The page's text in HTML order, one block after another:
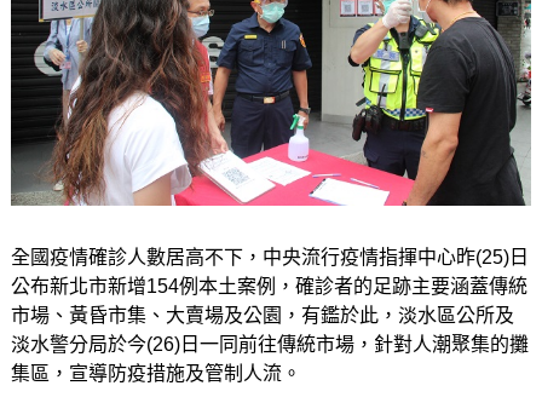
全國疫情確診人數居高不下，中央流行疫情指揮中心昨(25)日
公布新北市新增154例本土案例，確診者的足跡主要涵蓋傳統
市場、黃昏市集、大賣場及公園，有鑑於此，淡水區公所及
淡水警分局於今(26)日一同前往傳統市場，針對人潮聚集的攤
集區，宣導防疫措施及管制人流。